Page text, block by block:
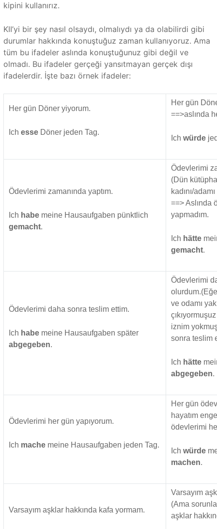
kipini kullanırız.
KII’yi bir şey nasıl olsaydı, olmalıydı ya da olabilirdi gibi
durumlar hakkında konuştuğuz zaman kullanıyoruz. Ama
tüm bu ifadeler aslında konuştuğunuz gibi değil ve
olmadı. Bu ifadeler gerçeği yansıtmayan gerçek dışı
ifadelerdir. İşte bazı örnek ifadeler:
Her gün Döner yiyorum.
Ich esse Döner jeden Tag.
Her gün
==>aslında
Ich würde
Ödevlerimi zamanında yaptım.
Ich habe meine Hausaufgaben pünktlich
gemacht.
Ödevlerimi
(Dün
kadını/
==> Aslında
yapmadım.
Ich hätte
gemacht.
Ödevlerimi daha sonra teslim ettim.
Ich habe meine Hausaufgaben später
abgegeben.
Ödevlerimi
ve odamı
iznim
sonra teslim
Ich hätte
abgegeben.
Ödevlerimi her gün yapıyorum.
Ich mache meine Hausaufgaben jeden Tag.
Her gün
hayatım
ödevlerimi
Ich würde
machen.
Varsayım aşklar hakkında kafa yormam.
Varsayım
(Ama
aşklar